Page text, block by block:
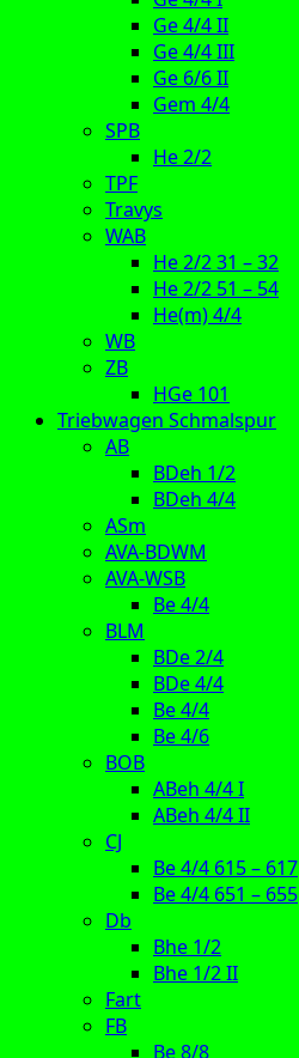
Ge 4/4 II
Ge 4/4 III
Ge 6/6 II
Gem 4/4
SPB
He 2/2
TPF
Travys
WAB
He 2/2 31 – 32
He 2/2 51 – 54
He(m) 4/4
WB
ZB
HGe 101
Triebwagen Schmalspur
AB
BDeh 1/2
BDeh 4/4
ASm
AVA-BDWM
AVA-WSB
Be 4/4
BLM
BDe 2/4
BDe 4/4
Be 4/4
Be 4/6
BOB
ABeh 4/4 I
ABeh 4/4 II
CJ
Be 4/4 615 – 617
Be 4/4 651 – 655
Db
Bhe 1/2
Bhe 1/2 II
Fart
FB
Be 8/8